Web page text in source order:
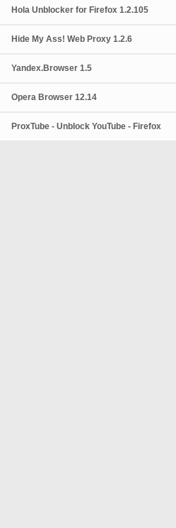
Hola Unblocker for Firefox 1.2.105
Hide My Ass! Web Proxy 1.2.6
Yandex.Browser 1.5
Opera Browser 12.14
ProxTube - Unblock YouTube - Firefox